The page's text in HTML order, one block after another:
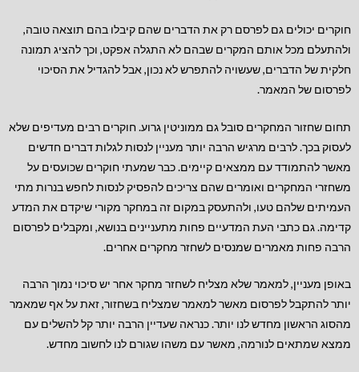
חוקרים יכולים גם לפרסם רק את הדברים שהם קיבלו בהם תוצאה טובה,
ולהתעלם מכל אותם המקרים שבהם לא התגלה אפקט, וכך להציג תמונה
חלקית של הדברים, שעשויה להתפרש לא נכון, אבל להגדיל את הסיכוי
לפרסום של המאמר.
תחום שחזור המחקרים סובל גם ממוניטין גרוע. חוקרים רבים מעדיפים שלא
לעסוק בכך. לרבים מרגיש הרבה יותר מעניין לנסות לגלות דברים חדשים
מאשר להתמודד עם ממצאים קיימים. כבר שמעתי חוקרים שכועסים על
משחזרי המחקרים ואומרים שהם צריכים להפסיק לנסות לחפש בנרות מתי
העמיתים שלהם טעו, ולהתעסק במקום זה במחקר מקורי שיקדם את המדע
קדימה. גם כתבי העת המדעיים פחות מתעניינים בנושא, ומקבלים לפרסום
הרבה פחות מאמרים שמנסים לשחזר מחקרים אחרים.
באופן מעניין, למאמר שלא מצליח לשחזר מחקר אחר יש סיכוי נמוך הרבה
יותר להתקבל לפרסום מאשר למאמר שמצליח בשחזור, זאת על אף שמאמר
מהסוג הראשון מחדש לנו יותר. כנראה שעדיין הרבה יותר קל להשלים עם
ממצא שמתאים לנורמה, מאשר עם משהו שגורם לנו לחשוב מחדש.